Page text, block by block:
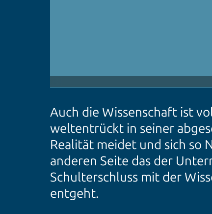
Auch die Wissenschaft ist
weltentrückt in seiner
Realität meidet und sich so
anderen Seite das der
Schulterschluss mit der
entgeht.